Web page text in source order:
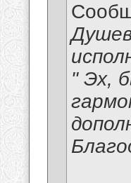
" Эх,